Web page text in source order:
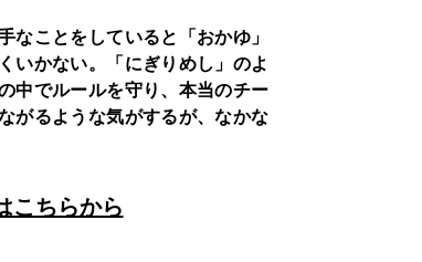
なことをしていると「おかゆ」
いかない。「にぎりめし」のよ
中でルールを守り、本当のチー
がるような気がするが、なかな
こちらから